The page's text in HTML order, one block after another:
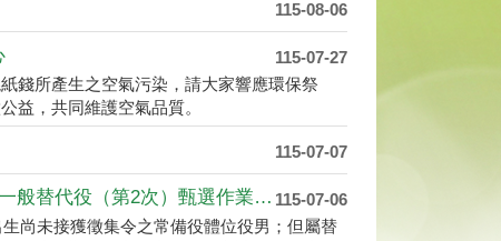
115-07-27
錢所產生之空氣污染，請大家響應環保祭
益，共同維護空氣品質。
115-07-07
115-07-06
內政部辦理「115年下半年役男申請服一般替代役（第2次）甄選作業」，申請對象及時程如下
尚未接獲徵集令之常備役體位役男；但屬替
因或延期徵集事故者，不得申請（緩徵或